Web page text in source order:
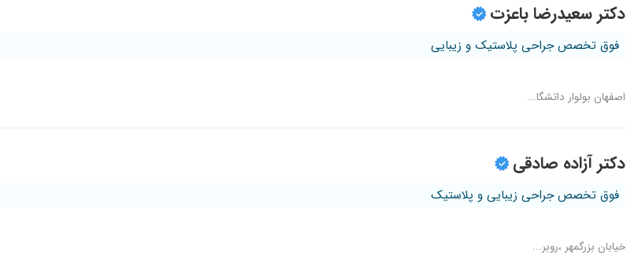
دکتر سعیدرضا باعزت
فوق تخصص جراحی پلاستیک و زیبایی
اصفهان بولوار داتشگا...
دکتر آزاده صادقی
فوق تخصص جراحی زیبایی و پلاستیک
خیابان بزرگمهر ،روبر...